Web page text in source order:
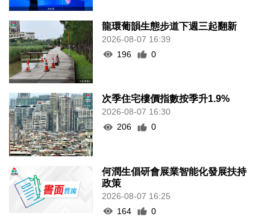
龍環葡韻生態步道下週三起翻新
2026-08-07 16:39
196
0
次季住宅樓價指數按季升1.9%
2026-08-07 16:30
206
0
何潤生倡研會展業智能化發展扶持
政策
2026-08-07 16:25
164
0